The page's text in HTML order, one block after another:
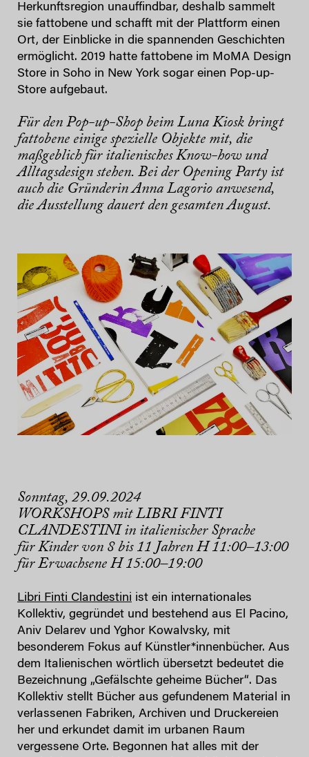
Herkunftsregion unauffindbar, deshalb sammelt
sie fattobene und schafft mit der Plattform einen
Ort, der Einblicke in die spannenden Geschichten
ermöglicht. 2019 hatte fattobene im MoMA Design
Store in Soho in New York sogar einen Pop-up-
Store aufgebaut.
Für den Pop-up-Shop beim Luna Kiosk bringt
fattobene einige spezielle Objekte mit, die
maßgeblich für italienisches Know-how und
Alltagsdesign stehen. Bei der Opening Party ist
auch die Gründerin Anna Lagorio anwesend,
die Ausstellung dauert den gesamten August.
Sonntag, 29.09.2024
WORKSHOPS mit LIBRI FINTI
CLANDESTINI in italienischer Sprache
für Kinder von 8 bis 11 Jahren H 11:00–13:00
für Erwachsene H 15:00–19:00
Libri Finti Clandestini ist ein internationales
Kollektiv, gegründet und bestehend aus El Pacino,
Aniv Delarev und Yghor Kowalvsky, mit
besonderem Fokus auf Künstler*innenbücher. Aus
dem Italienischen wörtlich übersetzt bedeutet die
Bezeichnung „Gefälschte geheime Bücher“. Das
Kollektiv stellt Bücher aus gefundenem Material in
verlassenen Fabriken, Archiven und Druckereien
her und erkundet damit im urbanen Raum
vergessene Orte. Begonnen hat alles mit der